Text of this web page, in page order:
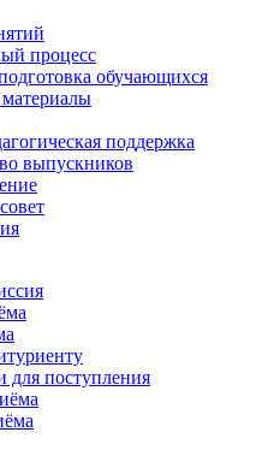
процесс
обучающихся
поддержка
выпускников
для поступления